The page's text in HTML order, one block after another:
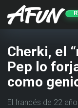
Cherki, el
Pep lo
como
El francés de 22